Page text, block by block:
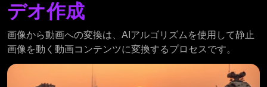
デオ作成
画像から動画への変換は、AIアルゴリズムを使用して静止
画像を動く動画コンテンツに変換するプロセスです。